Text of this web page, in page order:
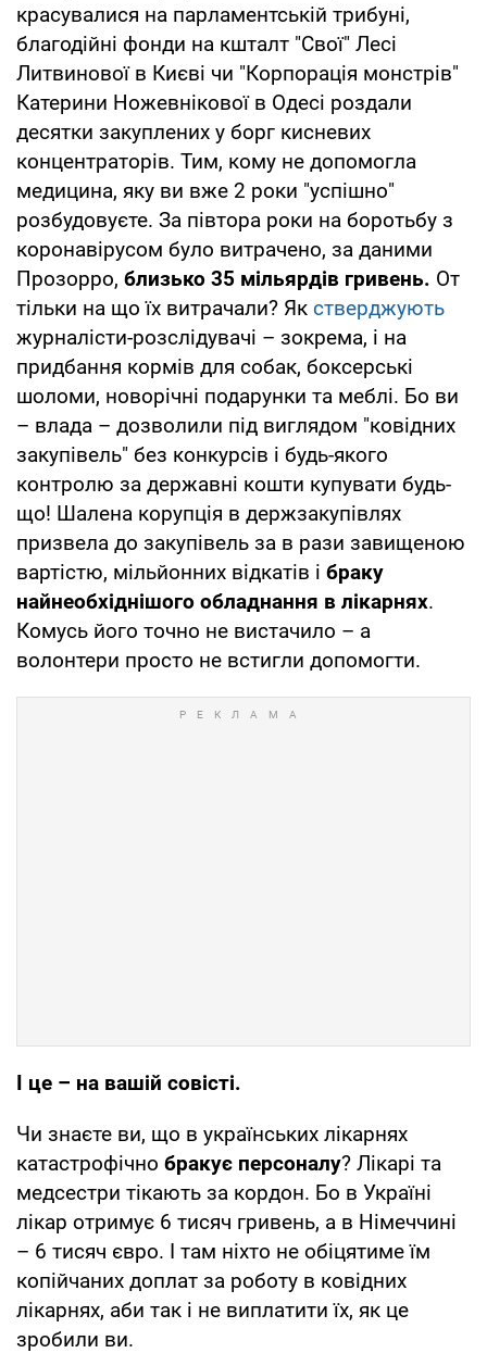
красувалися на парламентській трибуні,
благодійні фонди на кшталт "Свої" Лесі
Литвинової в Києві чи "Корпорація монстрів"
Катерини Ножевнікової в Одесі роздали
десятки закуплених у борг кисневих
концентраторів. Тим, кому не допомогла
медицина, яку ви вже 2 роки "успішно"
розбудовуєте. За півтора роки на боротьбу з
коронавірусом було витрачено, за даними
Прозорро, близько 35 мільярдів гривень. От
тільки на що їх витрачали? Як стверджують
журналісти-розслідувачі – зокрема, і на
придбання кормів для собак, боксерські
шоломи, новорічні подарунки та меблі. Бо ви
– влада – дозволили під виглядом "ковідних
закупівель" без конкурсів і будь-якого
контролю за державні кошти купувати будь-
що! Шалена корупція в держзакупівлях
призвела до закупівель за в рази завищеною
вартістю, мільйонних відкатів і браку
найнеобхіднішого обладнання в лікарнях.
Комусь його точно не вистачило – а
волонтери просто не встигли допомогти.
І це – на вашій совісті.
Чи знаєте ви, що в українських лікарнях
катастрофічно бракує персоналу? Лікарі та
медсестри тікають за кордон. Бо в Україні
лікар отримує 6 тисяч гривень, а в Німеччині
– 6 тисяч євро. І там ніхто не обіцятиме їм
копійчаних доплат за роботу в ковідних
лікарнях, аби так і не виплатити їх, як це
зробили ви.